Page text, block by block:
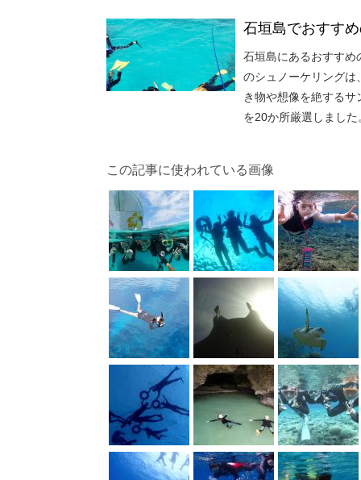
石垣島でおすす
石垣島にあるおすすめ
のシュノーケリングは
き物や想像を絶する
を20か所厳選しまし
この記事に使われている画像